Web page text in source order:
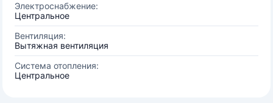
Электроснабжение:
Центральное
Вентиляция:
Вытяжная вентиляция
Система отопления:
Центральное